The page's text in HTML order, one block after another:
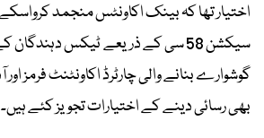
اختیار تھا کہ بینک اکاونٹس منجمد
سیکشن 58 سی کے ذریعے ٹیکس
گوشوارے بنانے والی چارٹرڈ اکاونٹنٹ فرمز
بھی رسائی دینے کے اختیارات تجویز کئے ہیں۔